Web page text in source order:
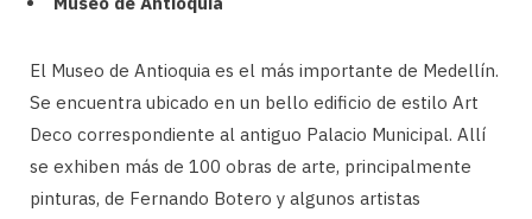
El Museo de Antioquia es el más importante de Medellín.
Se encuentra ubicado en un bello edificio de estilo Art
Deco correspondiente al antiguo Palacio Municipal. Allí
se exhiben más de 100 obras de arte, principalmente
pinturas, de Fernando Botero y algunos artistas